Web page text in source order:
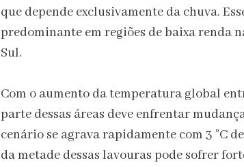
que depende exclusivamente da chuva.
predominante em regiões de baixa renda
Sul.
Com o aumento da temperatura global
parte dessas áreas deve enfrentar
cenário se agrava rapidamente com 3 °C
da metade dessas lavouras pode sofrer